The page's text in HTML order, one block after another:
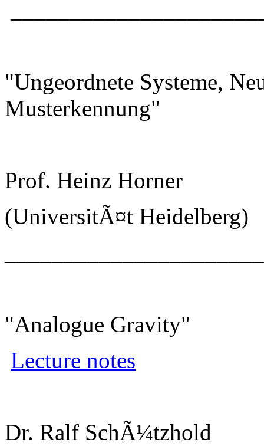
"Ungeordnete Systeme,
Musterkennung"
Prof. Heinz Horner
(UniversitÃ¤t Heidelberg)
"Analogue Gravity"
Lecture notes
Dr. Ralf SchÃ¼tzhold